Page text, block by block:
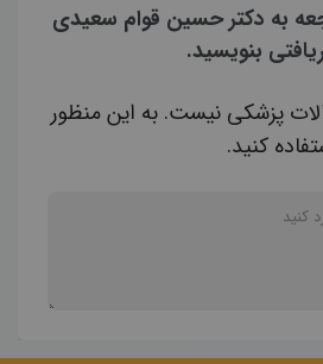
به دکتر حسین قوام سعیدی
بنویسید.
پزشکی نیست. به این منظور
کنید.